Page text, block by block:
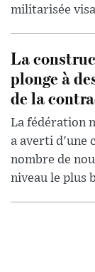
militarisée
La
plonge à
de la
La fédération
a averti d'une
nombre de
niveau le plus